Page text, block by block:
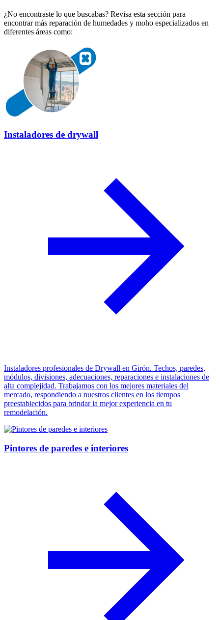
¿No encontraste lo que buscabas? Revisa esta sección para
encontrar más reparación de humedades y moho especializados en
diferentes áreas como:
Instaladores de drywall
Instaladores profesionales de Drywall en Girón. Techos, paredes,
módulos, divisiones, adecuaciones, reparaciones e instalaciones de
alta complejidad. Trabajamos con los mejores materiales del
mercado, respondiendo a nuestros clientes en los tiempos
preestablecidos para brindar la mejor experiencia en tu
remodelación.
Pintores de paredes e interiores